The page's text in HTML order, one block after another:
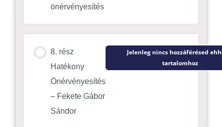
önérvényesítés
8. rész
Hatékony
Önérvényesítés
– Fekete Gábor
Sándor
Jelenleg nincs hozzáférésed
tartalomhoz